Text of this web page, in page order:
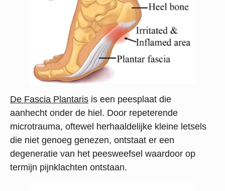
De Fascia Plantaris is een peesplaat die
aanhecht onder de hiel. Door repeterende
microtrauma, oftewel herhaaldelijke kleine letsels
die niet genoeg genezen, ontstaat er een
degeneratie van het peesweefsel waardoor op
termijn pijnklachten ontstaan.